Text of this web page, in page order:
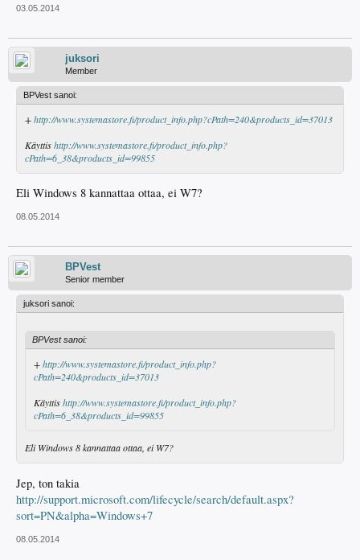
03.05.2014
juksori
Member
BPVest sanoi:
+http://www.systemastore.fi/product_info.php?cPath=240&products_id=37013
Käyttishttp://www.systemastore.fi/product_info.php?
cPath=6_38&products_id=99855
Eli Windows 8 kannattaa ottaa, ei W7?
08.05.2014
BPVest
Senior member
juksori sanoi:
BPVest sanoi:
+http://www.systemastore.fi/product_info.php?
cPath=240&products_id=37013
Käyttishttp://www.systemastore.fi/product_info.php?
cPath=6_38&products_id=99855
Eli Windows 8 kannattaa ottaa, ei W7?
Jep, ton takia
http://support.microsoft.com/lifecycle/search/default.aspx?
sort=PN&alpha=Windows+7
08.05.2014